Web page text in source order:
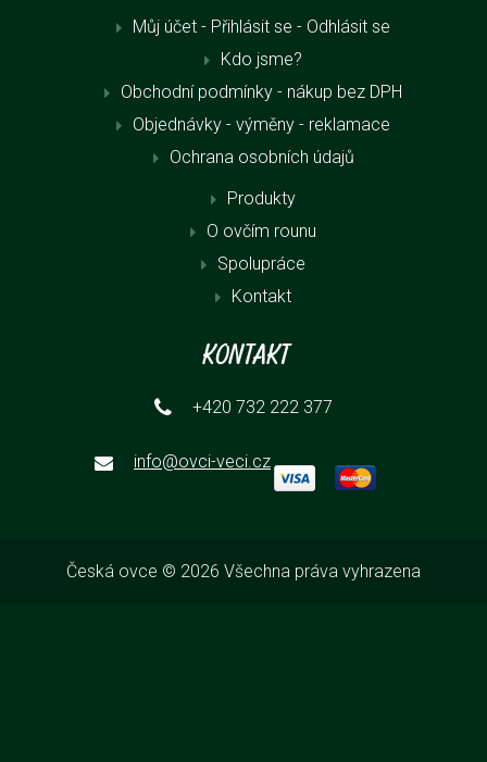
Můj účet - Přihlásit se - Odhlásit se
Kdo jsme?
Obchodní podmínky - nákup bez DPH
Objednávky - výměny - reklamace
Ochrana osobních údajů
Produkty
O ovčím rounu
Spolupráce
Kontakt
Kontakt
+420 732 222 377
info@ovci-veci.cz
Česká ovce © 2026 Všechna práva vyhrazena